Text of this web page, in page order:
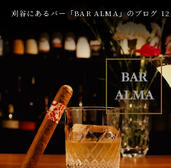
刈谷にあるバー「BAR ALMA」のブログ